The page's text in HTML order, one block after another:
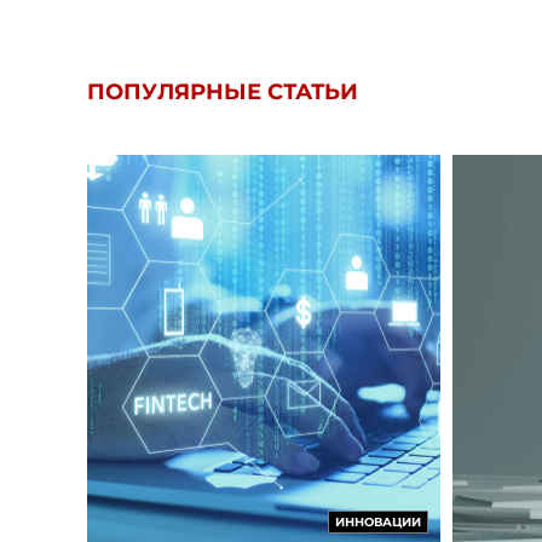
ПОПУЛЯРНЫЕ СТАТЬИ
ИННОВАЦИИ